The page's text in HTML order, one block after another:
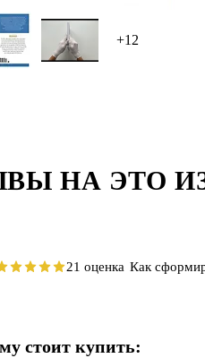
+12
НА ЭТО
21 оценка Как
стоит купить: